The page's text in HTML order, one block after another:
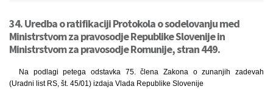
34. Uredba o ratifikaciji Protokola o sodelovanju med
Ministrstvom za pravosodje Republike Slovenije in
Ministrstvom za pravosodje Romunije, stran 449.
Na podlagi petega odstavka 75. člena Zakona o zunanjih zadevah
(Uradni list RS, št. 45/01) izdaja Vlada Republike Slovenije